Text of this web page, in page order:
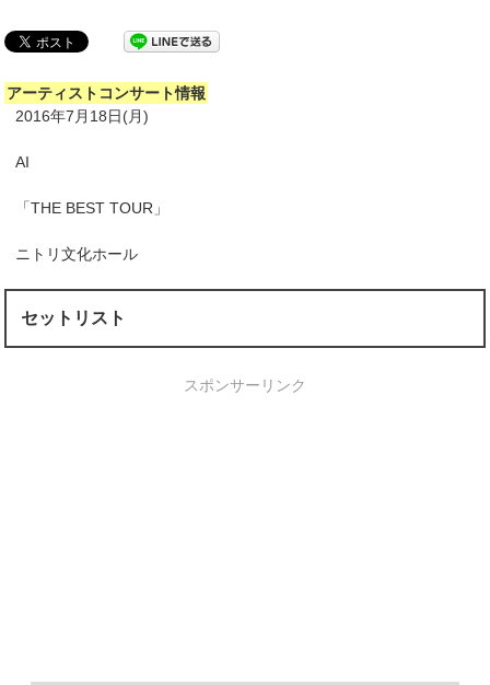
アーティストコンサート情報
2016年7月18日(月)
AI
「THE BEST TOUR」
ニトリ文化ホール
セットリスト
スポンサーリンク